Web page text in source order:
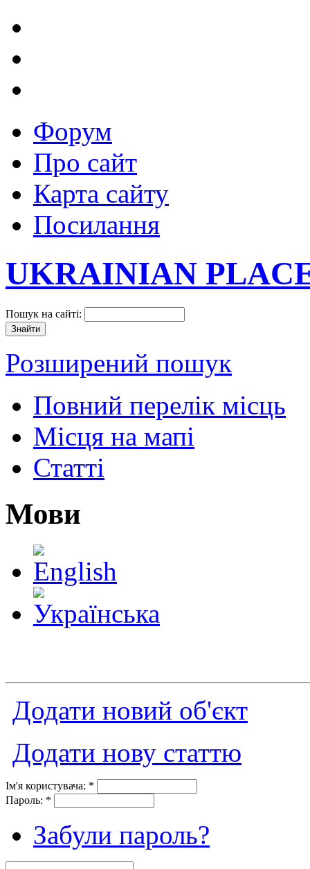
Форум
Про сайт
Карта сайту
Посилання
UKRAINIAN
Пошук на сайті:
Розширений пошук
Повний перелік місць
Місця на мапі
Статті
Мови
Додати новий об'єкт
Додати нову статтю
Ім'я користувача: *
Пароль: *
Забули пароль?